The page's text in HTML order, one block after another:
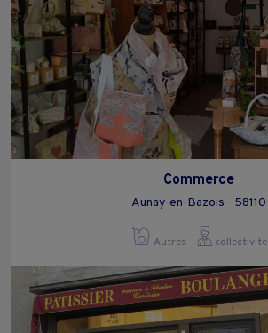
Commerce
Aunay-en-Bazois - 58110
Autres collectivite